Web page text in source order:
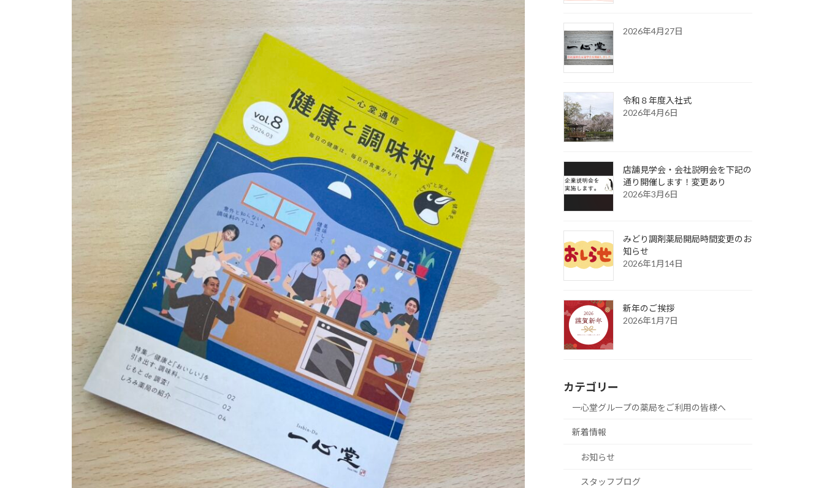
2026年4月27日
令和８年度入社式
2026年4月6日
店舗見学会・会社説明会を下記の
通り開催します！変更あり
2026年3月6日
みどり調剤薬局開局時間変更のお
知らせ
2026年1月14日
新年のご挨拶
2026年1月7日
カテゴリー
一心堂グループの薬局をご利用の皆様へ
新着情報
お知らせ
スタッフブログ